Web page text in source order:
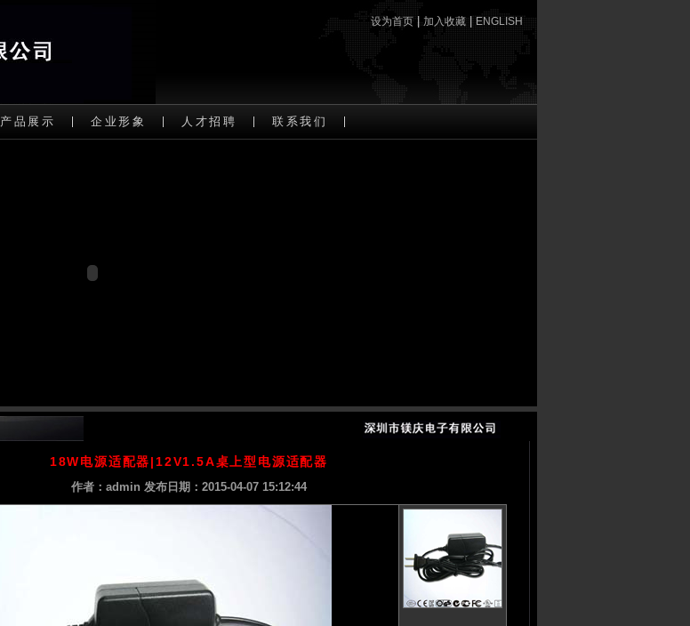
设为首页 加入收藏 ENGLISH
产品展示 企业形象 人才招聘 联系我们
18W电源适配器|12V1.5A桌上型电源适配器
作者：admin 发布日期：2015-04-07 15:12:44